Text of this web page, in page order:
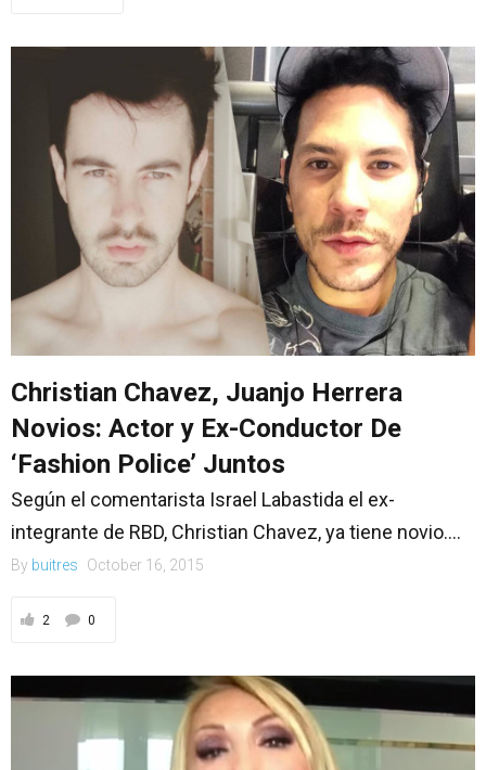
Christian Chavez, Juanjo Herrera
Novios: Actor y Ex-Conductor De
‘Fashion Police’ Juntos
Según el comentarista Israel Labastida el ex-
integrante de RBD, Christian Chavez, ya tiene novio....
By buitres October 16, 2015
2 0